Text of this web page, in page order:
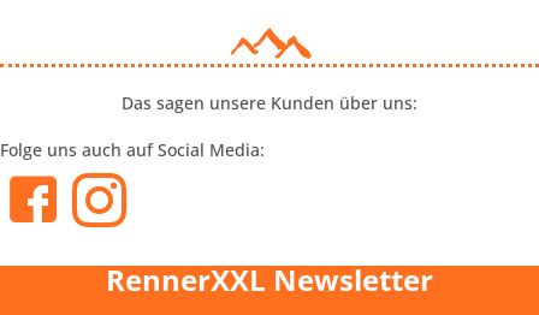
Das sagen unsere Kunden über uns:
Folge uns auch auf Social Media:
RennerXXL Newsletter